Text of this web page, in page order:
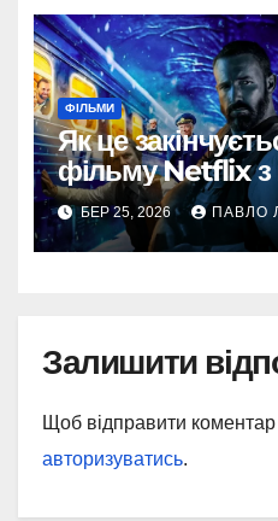
ФІЛЬМИ
Як це
фільму Netflix
спойлерами
БЕР 25, 2026 ПАВЛО
Залишити
Щоб відправити
авторизуватись.